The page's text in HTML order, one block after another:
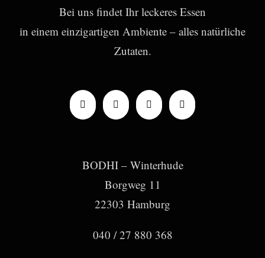
Bei uns findet Ihr leckeres Essen
in einem einzigartigen Ambiente – alles natürliche
Zutaten.
BODHI – Winterhude
Borgweg 11
22303 Hamburg
040 / 27 880 368